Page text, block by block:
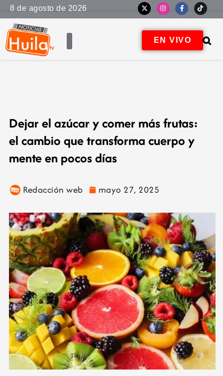
8 de agosto de 2026
EN VIVO
Dejar el azúcar y comer más frutas:
el cambio que transforma cuerpo y
mente en pocos días
Redacción web mayo 27, 2025